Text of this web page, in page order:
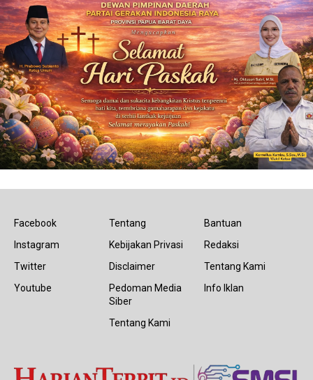
Facebook
Instagram
Twitter
Youtube
Tentang
Kebijakan Privasi
Disclaimer
Pedoman Media
Siber
Tentang Kami
Bantuan
Redaksi
Tentang Kami
Info Iklan